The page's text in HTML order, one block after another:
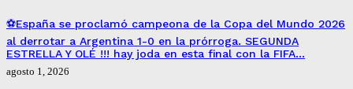
⚽España se proclamó campeona de la Copa del Mundo 2026
al derrotar a Argentina 1-0 en la prórroga. SEGUNDA
ESTRELLA Y OLÉ !!! hay joda en esta final con la FIFA…
agosto 1, 2026